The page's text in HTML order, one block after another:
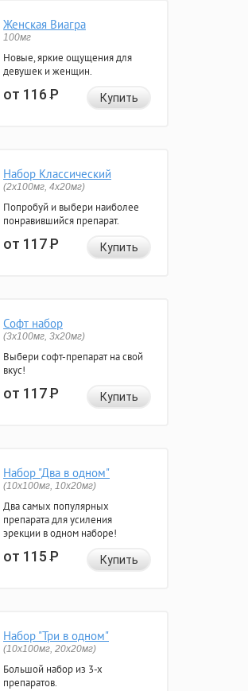
Женская Виагра
100мг
Новые, яркие ощущения для
девушек и женщин.
от 116Р Купить
Набор Классический
(2x100мг, 4x20мг)
Попробуй и выбери наиболее
понравившийся препарат.
от 117Р Купить
Софт набор
(3x100мг, 3x20мг)
Выбери софт-препарат на свой
вкус!
от 117Р Купить
Набор "Два в одном"
(10x100мг, 10x20мг)
Два самых популярных
препарата для усиления
эрекции в одном наборе!
от 115Р Купить
Набор "Три в одном"
(10x100мг, 20x20мг)
Большой набор из 3-х
препаратов.